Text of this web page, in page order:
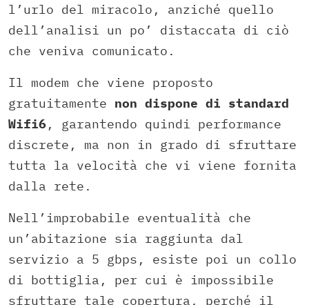
l’urlo del miracolo, anziché quello
dell’analisi un po’ distaccata di ciò
che veniva comunicato.
Il modem che viene proposto
gratuitamente non dispone di standard
Wifi6, garantendo quindi performance
discrete, ma non in grado di sfruttare
tutta la velocità che vi viene fornita
dalla rete.
Nell’improbabile eventualità che
un’abitazione sia raggiunta dal
servizio a 5 gbps, esiste poi un collo
di bottiglia, per cui è impossibile
sfruttare tale copertura, perché il